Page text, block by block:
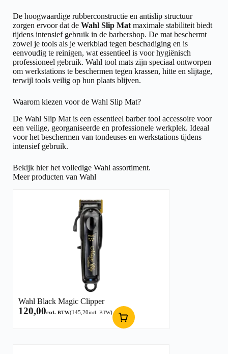
De hoogwaardige rubberconstructie en antislip structuur
zorgen ervoor dat de Wahl Slip Mat maximale stabiliteit biedt
tijdens intensief gebruik in de barbershop. De mat beschermt
zowel je tools als je werkblad tegen beschadiging en is
eenvoudig te reinigen, wat essentieel is voor hygiënisch
professioneel gebruik. Wahl tool mats zijn speciaal ontworpen
om werkstations te beschermen tegen krassen, hitte en slijtage,
terwijl tools veilig op hun plaats blijven.
Waarom kiezen voor de Wahl Slip Mat?
De Wahl Slip Mat is een essentieel barber tool accessoire voor
een veilige, georganiseerde en professionele werkplek. Ideaal
voor het beschermen van tondeuses en werkstations tijdens
intensief gebruik.
Bekijk hier het volledige Wahl assortiment.
Meer producten van Wahl
Wahl Black Magic Clipper
120,00excl. BTW(145,20incl. BTW)